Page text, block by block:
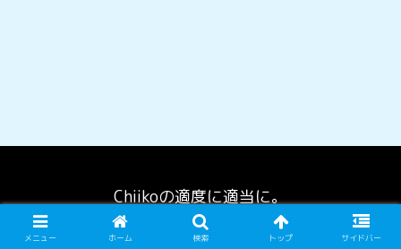
Chiikoの適度に適当に。
© 2026 Chiikoの適度に適当に。.
メニュー ホーム 検索 トップ サイドバー